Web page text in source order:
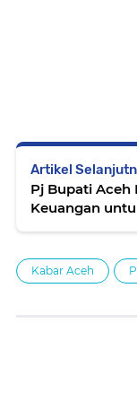
Artikel
Pj Bupati Aceh
Keuangan
Kabar Aceh